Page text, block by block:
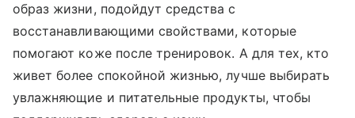
образ жизни, подойдут средства с
восстанавливающими свойствами, которые
помогают коже после тренировок. А для тех, кто
живет более спокойной жизнью, лучше выбирать
увлажняющие и питательные продукты, чтобы